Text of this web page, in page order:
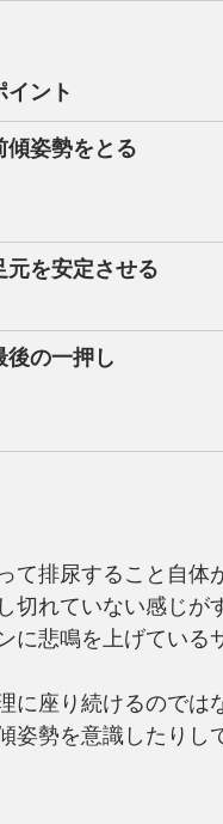
イント
傾姿勢をとる
元を安定させる
後の一押し
て排尿すること自体
切れていない感じが
に悲鳴を上げている
に座り続けるのでは
姿勢を意識したりし